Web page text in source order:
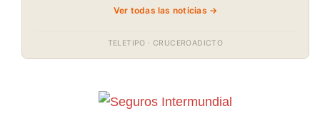
Ver todas las noticias →
TELETIPO · CRUCEROADICTO